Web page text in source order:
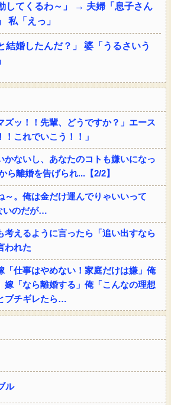
してくるわ～」 → 夫婦「息子さん
私「えっ」
結婚したんだ？」 婆「うるさいう
ズッ！！先輩、どうですか？」エース
これでいこう！！」
かないし、あなたのコトも嫌いになっ
離婚を告げられ...【2/2】
～。俺は金だけ運んでりゃいいって
いのだが…
考えるように言ったら「追い出すなら
われた
「仕事はやめない！家庭だけは嫌」俺
嫁「なら離婚する」俺「こんなの理想
ブチギレたら…
ル